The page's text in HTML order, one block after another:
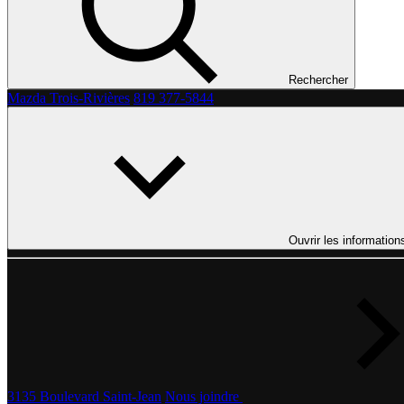
Rechercher
Mazda Trois-Rivières 819 377-5844
Ouvrir les
3135 Boulevard Saint-Jean Nous joindre